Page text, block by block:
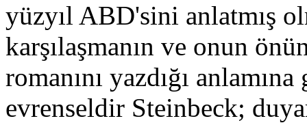
yüzyıl ABD'sini anlatmış
karşılaşmanın ve onun
romanını yazdığı
evrenseldir Steinbeck;